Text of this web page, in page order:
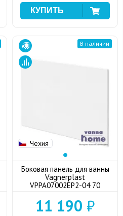
Чехия
В наличии
Боковая панель для ванны
Vagnerplast
VPPA07002EP2-04 70
11 190 ₽